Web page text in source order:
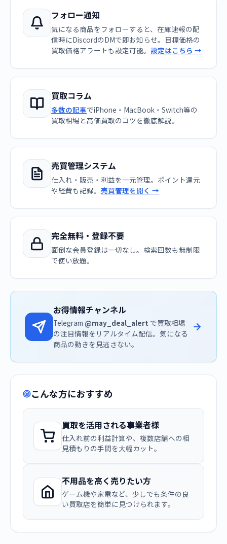
フォロー通知
気になる商品をフォローすると、在庫速報の配
信時にDiscordのDMで即お知らせ。目標価格の
買取価格アラートも設定可能。 設定はこちら →
買取コラム
多数の記事でiPhone・MacBook・Switch等の
買取相場と高価買取のコツを徹底解説。
売買管理システム
仕入れ・販売・利益を一元管理。ポイント還元
や経費も記録。 売買管理を開く →
完全無料・登録不要
面倒な会員登録は一切なし。検索回数も無制限
で使い放題。
お得情報チャンネル
Telegram @may_deal_alert で買取相場
の注目情報をリアルタイム配信。気になる
商品の動きを見逃さない。
こんな方におすすめ
買取を活用される事業者様
仕入れ前の利益計算や、複数店舗への相
見積もりの手間を大幅カット。
不用品を高く売りたい方
ゲーム機や家電など、少しでも条件の良
い買取店を簡単に見つけられます。